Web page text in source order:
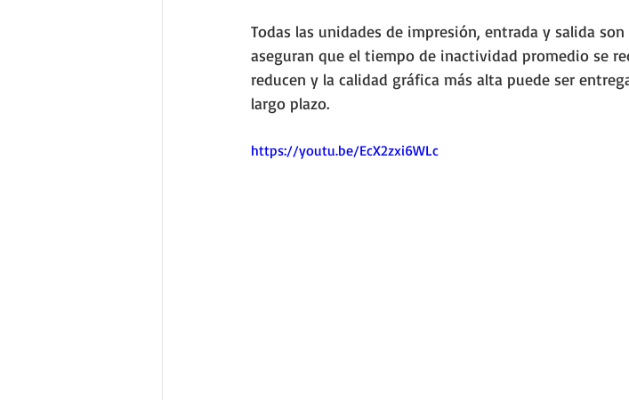
Todas las unidades de impresión, entrada y salida
aseguran que el tiempo de inactividad promedio se
reducen y la calidad gráfica más alta puede ser
largo plazo.
https://youtu.be/EcX2zxi6WLc